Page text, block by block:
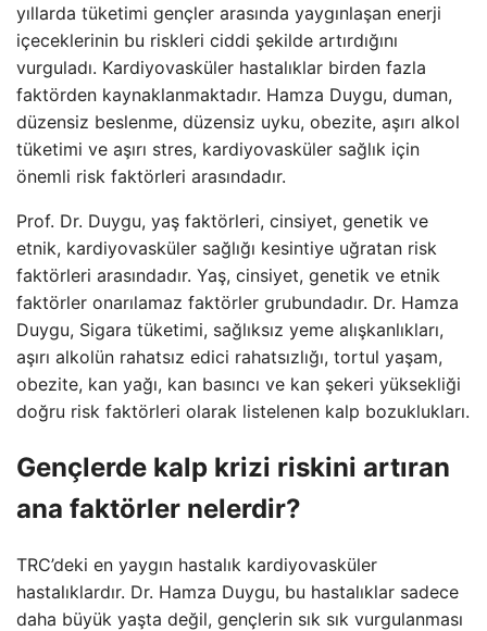
yıllarda tüketimi gençler arasında yaygınlaşan enerji
içeceklerinin bu riskleri ciddi şekilde artırdığını
vurguladı. Kardiyovasküler hastalıklar birden fazla
faktörden kaynaklanmaktadır. Hamza Duygu, duman,
düzensiz beslenme, düzensiz uyku, obezite, aşırı alkol
tüketimi ve aşırı stres, kardiyovasküler sağlık için
önemli risk faktörleri arasındadır.
Prof. Dr. Duygu, yaş faktörleri, cinsiyet, genetik ve
etnik, kardiyovasküler sağlığı kesintiye uğratan risk
faktörleri arasındadır. Yaş, cinsiyet, genetik ve etnik
faktörler onarılamaz faktörler grubundadır. Dr. Hamza
Duygu, Sigara tüketimi, sağlıksız yeme alışkanlıkları,
aşırı alkolün rahatsız edici rahatsızlığı, tortul yaşam,
obezite, kan yağı, kan basıncı ve kan şekeri yüksekliği
doğru risk faktörleri olarak listelenen kalp bozuklukları.
Gençlerde kalp krizi riskini artıran
ana faktörler nelerdir?
TRC’deki en yaygın hastalık kardiyovasküler
hastalıklardır. Dr. Hamza Duygu, bu hastalıklar sadece
daha büyük yaşta değil, gençlerin sık sık vurgulanması